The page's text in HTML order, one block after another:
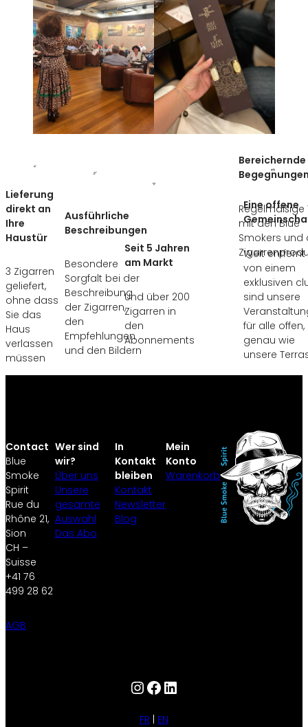
Lieferung
direkt an
Ihre
Haustür
3 Zigarren
geliefert,
ohne dass
Sie das
Haus
verlassen
müssen
Ausführliche
Beschreibungen
Besondere
Sorgfalt bei der
Beschreibung
der Zigarren,
den
Empfehlungen
und den Bildern
Seit 5 Jahren
am Markt
Und über 200
Zigarren in
den
Abonnements
Bereichernde
Regelmäßige
mit den Blue
Smokers und
Eine offene
Weit entfernt
von einem
exklusiven
sind unsere
für alle offen,
genau wie
unsere
Contact
Blue
Smoke
Spirit
Rue du
Rhône 21,
Sion
CH –
Suisse
+41 76
499 28 62
AGB
Wer sind
wir?
Über uns
Unsere
gesamte
Auswahl
Das Abo
In
Kontakt
bleiben
Kontakt
Newsletter
Blog
Mein
Konto
Warenkorb
Instagram
Facebook
LinkedIn
FR EN